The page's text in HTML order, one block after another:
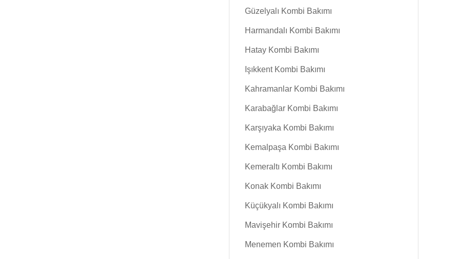
Güzelyalı Kombi Bakımı
Harmandalı Kombi Bakımı
Hatay Kombi Bakımı
Işıkkent Kombi Bakımı
Kahramanlar Kombi Bakımı
Karabağlar Kombi Bakımı
Karşıyaka Kombi Bakımı
Kemalpaşa Kombi Bakımı
Kemeraltı Kombi Bakımı
Konak Kombi Bakımı
Küçükyalı Kombi Bakımı
Mavişehir Kombi Bakımı
Menemen Kombi Bakımı